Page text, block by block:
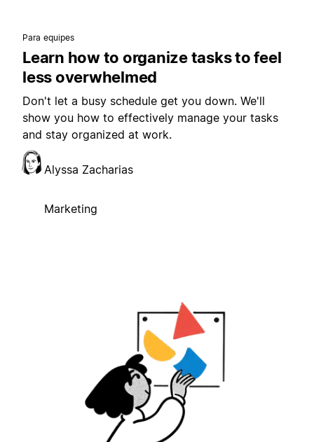
Para equipes
Learn how to organize tasks to feel
less overwhelmed
Don't let a busy schedule get you down. We'll
show you how to effectively manage your tasks
and stay organized at work.
Alyssa Zacharias
Marketing